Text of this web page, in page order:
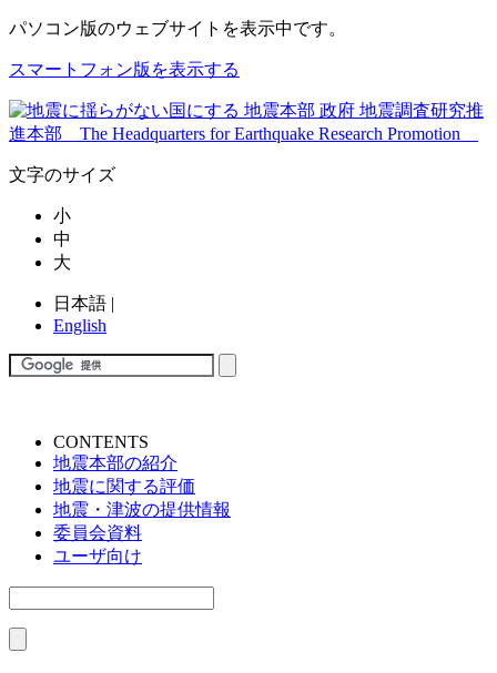
パソコン版のウェブサイトを表示中です。
スマートフォン版を表示する
文字のサイズ
小
中
大
日本語 |
English
CONTENTS
地震本部の紹介
地震に関する評価
地震・津波の提供情報
委員会資料
ユーザ向け